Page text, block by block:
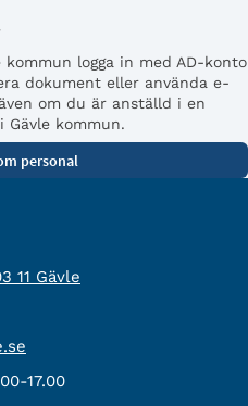
logga in med AD-konto
dokument eller använda e-
om du är anställd i en
kommun.
11 Gävle
17.00